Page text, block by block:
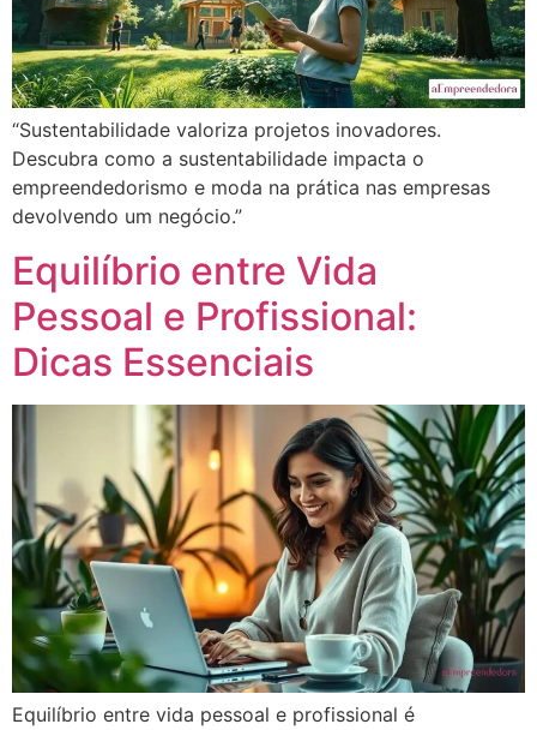
“Sustentabilidade valoriza projetos inovadores.
Descubra como a sustentabilidade impacta o
empreendedorismo e moda na prática nas empresas
devolvendo um negócio.”
Equilíbrio entre Vida
Pessoal e Profissional:
Dicas Essenciais
Equilíbrio entre vida pessoal e profissional é